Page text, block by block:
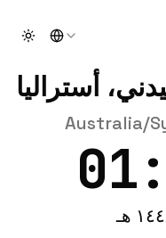
أستراليا